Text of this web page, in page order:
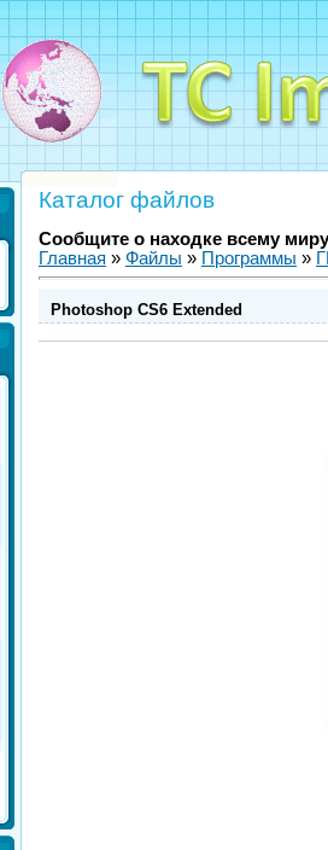
Каталог файлов
Сообщите о находке всему
Главная » Файлы » Программы »
Photoshop CS6 Extended